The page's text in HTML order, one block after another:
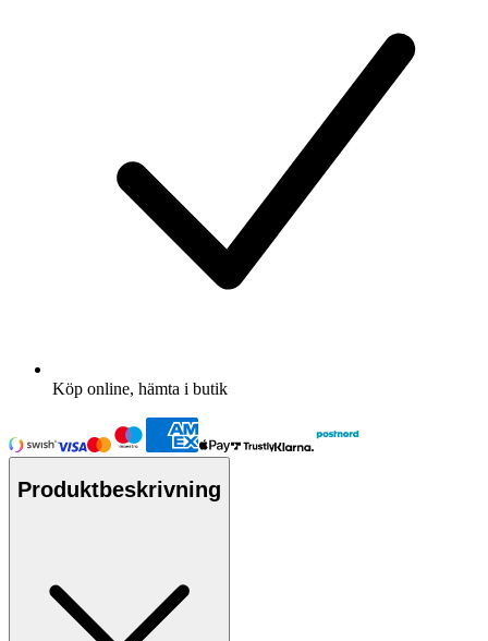
Köp online, hämta i butik
Produktbeskrivning